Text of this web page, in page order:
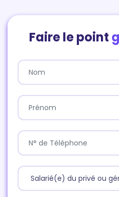
Faire le point